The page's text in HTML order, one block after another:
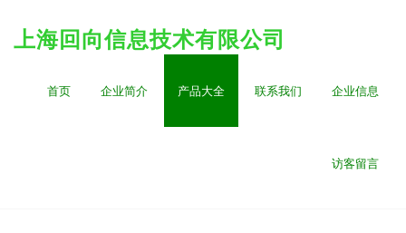
上海回向信息技术有限公司
首页 企业简介 产品大全 联系我们 企业信息
访客留言